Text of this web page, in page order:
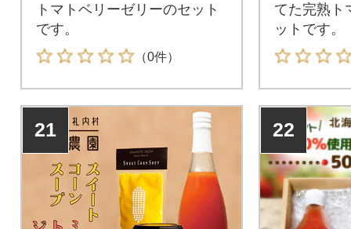
トマトベリーゼリーのセット
です。
（0件）
てた完熟ト
ットです。
21 22